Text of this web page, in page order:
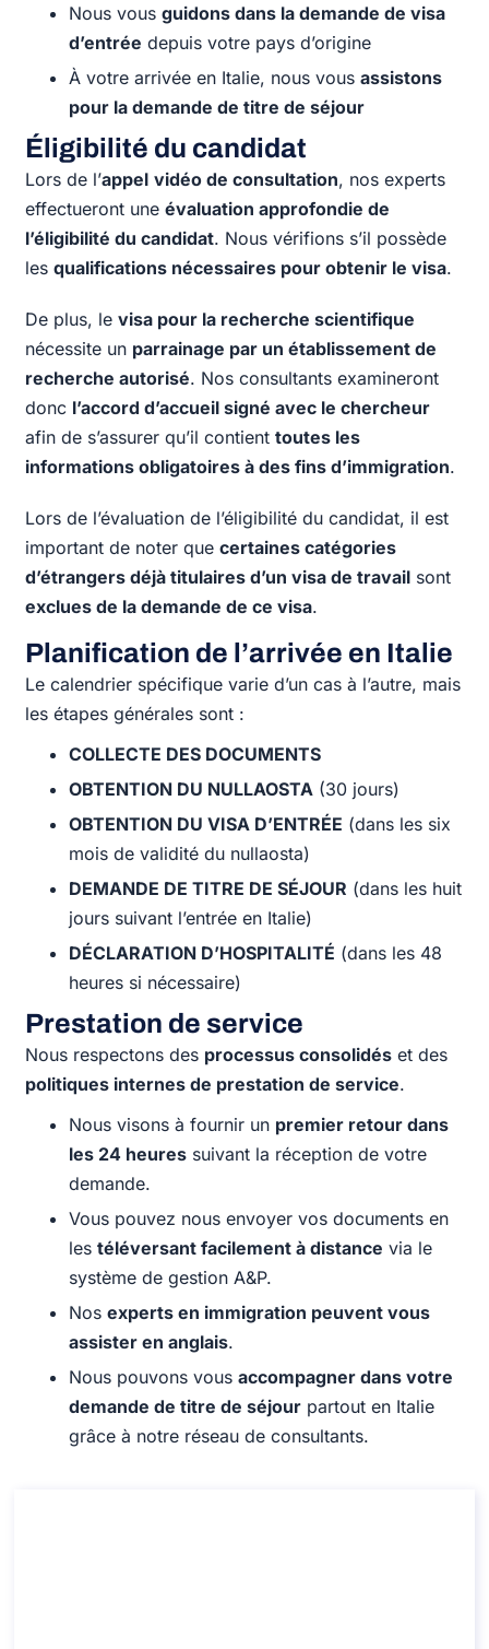
Nous vousguidons dans la demande de visa
d’entrée depuis votre pays d’origine
À votre arrivée en Italie, nous vousassistons
pour la demande de titre de séjour
Éligibilité du candidat
Lors de l’appel vidéo de consultation, nos experts
effectueront uneévaluation approfondie de
l’éligibilité du candidat. Nous vérifions s’il possède
lesqualifications nécessaires pour obtenir le visa.
De plus, levisa pour la recherche scientifique
nécessite un parrainage par un établissement de
recherche autorisé. Nos consultants examineront
donc l’accord d’accueil signé avec le chercheur
afin de s’assurer qu’il contienttoutes les
informations obligatoires à des fins d’immigration.
Lors de l’évaluation de l’éligibilité du candidat, il est
important de noter quecertaines catégories
d’étrangers déjà titulaires d’un visa de travail sont
exclues de la demande de ce visa.
Planification de l’arrivée en Italie
Le calendrier spécifique varie d’un cas à l’autre, mais
les étapes générales sont :
COLLECTE DES DOCUMENTS
OBTENTION DU NULLAOSTA (30 jours)
OBTENTION DU VISA D’ENTRÉE (dans les six
mois de validité du nullaosta)
DEMANDE DE TITRE DE SÉJOUR (dans les huit
jours suivant l’entrée en Italie)
DÉCLARATION D’HOSPITALITÉ (dans les 48
heures si nécessaire)
Prestation de service
Nous respectons des processus consolidés et des
politiques internes de prestation de service.
Nous visons à fournir un premier retour dans
les 24 heures suivant la réception de votre
demande.
Vous pouvez nous envoyer vos documents en
lestéléversant facilement à distance via le
système de gestion A&P.
Nosexperts en immigration peuvent vous
assister en anglais.
Nous pouvons vousaccompagner dans votre
demande de titre de séjour partout en Italie
grâce à notre réseau de consultants.